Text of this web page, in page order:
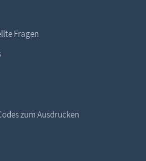
Fragen
zum Ausdrucken